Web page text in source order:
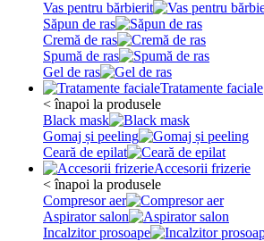
Vas pentru bărbierit
Săpun de ras
Cremă de ras
Spumă de ras
Gel de ras
Tratamente faciale
< înapoi la produsele
Black mask
Gomaj și peeling
Ceară de epilat
Accesorii frizerie
< înapoi la produsele
Compresor aer
Aspirator salon
Incalzitor prosoape